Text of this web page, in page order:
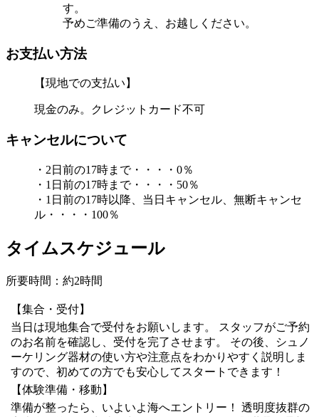
す。
予めご準備のうえ、お越しください。
お支払い方法
【現地での支払い】
現金のみ。クレジットカード不可
キャンセルについて
・2日前の17時まで・・・・0％
・1日前の17時まで・・・・50％
・1日前の17時以降、当日キャンセル、無断キャンセ
ル・・・・100％
タイムスケジュール
所要時間：約2時間
【集合・受付】
当日は現地集合で受付をお願いします。 スタッフがご予約
のお名前を確認し、受付を完了させます。 その後、シュノ
ーケリング器材の使い方や注意点をわかりやすく説明しま
すので、初めての方でも安心してスタートできます！
【体験準備・移動】
準備が整ったら、いよいよ海へエントリー！ 透明度抜群の